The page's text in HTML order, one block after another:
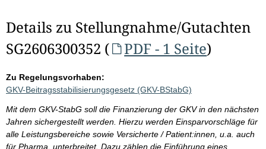
Details zu Stellungnahme/Gutachten
SG2606300352 (
PDF - 1 Seite)
Zu Regelungsvorhaben:
GKV-Beitragsstabilisierungsgesetz (GKV-BStabG)
Mit dem GKV-StabG soll die Finanzierung der GKV in den nächsten
Jahren sichergestellt werden. Hierzu werden Einsparvorschläge für
alle Leistungsbereiche sowie Versicherte / Patient:innen, u.a. auch
für Pharma, unterbreitet. Dazu zählen die Einführung eines